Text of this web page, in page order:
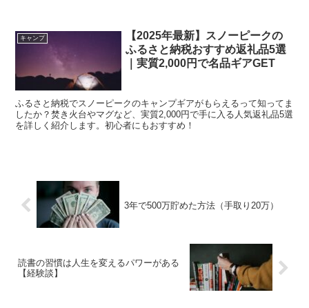
キャンプ
【2025年最新】スノーピークの
ふるさと納税おすすめ返礼品5選
｜実質2,000円で名品ギアGET
ふるさと納税でスノーピークのキャンプギアがもらえるって知ってま
したか？焚き火台やマグなど、実質2,000円で手に入る人気返礼品5選
を詳しく紹介します。初心者にもおすすめ！
3年で500万貯めた方法（手取り20万）
読書の習慣は人生を変えるパワーがある
【経験談】